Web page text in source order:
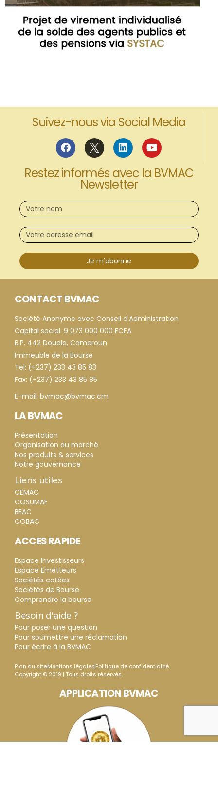
Suivez-nous via Social Media
Restez informés avec la BVMAC
Newsletter
Je m'abonne
CONTACT BVMAC
Société Anonyme avec Conseil d'Administration
Capital social: 9 073 000 000 FCFA
B.P. 442 Douala, Cameroun
Immeuble de la Bourse
Tel: (+237) 233 43 85 83
Fax: (+237) 233 43 85 85
E-mail: bvmac@bvmac.cm
LA BVMAC
Présentation
Organisation du marché
Nos produits & services
Notre gouvernance
Liens utiles
CEMAC
COSUMAF
BEAC
COBAC
ACCES RAPIDE
Espace Investisseurs
Espace Emetteurs
Sociétés cotées
Sociétés de Bourse
Comprendre la bourse
Besoin d'aide ?
Pour poser une question
Pour soumettre une réclamation
Pour écrire à la BVMAC
Plan du siteMentions légalesPolitique de confidentialité
Copyright © 2019 | Tous droits réservés.
APPLICATION BVMAC